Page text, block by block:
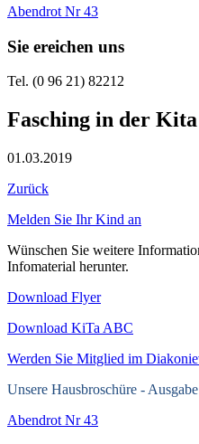
Abendrot Nr 43
Sie ereichen uns
Tel. (0 96 21) 82212
Fasching in der Kita
01.03.2019
Zurück
Melden Sie Ihr Kind an
Wünschen Sie weitere
Infomaterial herunter.
Download Flyer
Download KiTa ABC
Werden Sie Mitglied im
Unsere Hausbroschüre -
Abendrot Nr 43